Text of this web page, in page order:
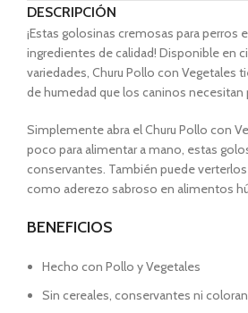
DESCRIPCIÓN
¡Estas golosinas cremosas para perros
ingredientes de calidad! Disponible en
variedades, Churu Pollo con Vegetales
de humedad que los caninos necesitan
Simplemente abra el Churu Pollo con
poco para alimentar a mano, estas
conservantes. También puede
como aderezo sabroso en alimentos
BENEFICIOS
Hecho con Pollo y Vegetales
Sin cereales, conservantes ni